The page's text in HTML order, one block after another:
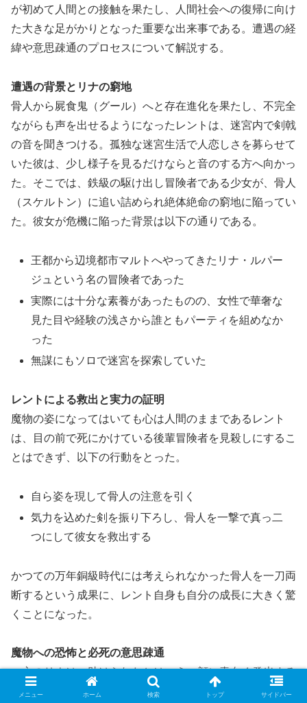
が初めて人間との接触を果たし、人間社会への復帰に向け
た大きな足がかりとなった重要な出来事である。遭遇の経
緯や意思疎通のプロセスについて解説する。
遭遇の背景とリナの窮地
骨人から屍食鬼（グール）へと存在進化を果たし、不完全
ながらも声を出せるようになったレントは、迷宮内で剣戟
の音を聞きつける。孤独な迷宮生活で人恋しさを募らせて
いた彼は、少し様子を見るだけならと音のする方へ向かっ
た。そこでは、鉄級の駆け出し冒険者である少女が、骨人
（スケルトン）に追い詰められ絶体絶命の窮地に陥ってい
た。彼女が危機に陥った背景は以下の通りである。
王都から辺境都市マルトへやってきたリナ・ルパー
ジュという名の冒険者であった
実際には十分な素養があったものの、女性で華奢な
見た目や経験の浅さから誰ともパーティを組めなか
った
無謀にもソロで迷宮を探索していた
レントによる救出と実力の証明
魔物の姿になってはいても心は人間のままであるレント
は、目の前で死にかけている後輩冒険者を見殺しにするこ
とはできず、以下の行動をとった。
自ら姿を現して骨人の注意を引く
気力を込めた剣を振り下ろし、骨人を一撃で真っ二
つにして彼女を救出する
かつての万年銅級時代には考えられなかった骨人を一刀両
断するという成果に、レント自身も自分の成長に大きく驚
くことになった。
魔物への恐怖と必死の意思疎通
一方のリナは、助けられたとはいえ、顔に青白く発光する
謎の刺青を持つレントを見て強力な特殊個体の屍食鬼であ
メニュー ホーム 検索 トップ サイドバー